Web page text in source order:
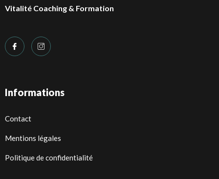
Vitalité Coaching & Formation
Informations
Contact
Mentions légales
Politique de confidentialité